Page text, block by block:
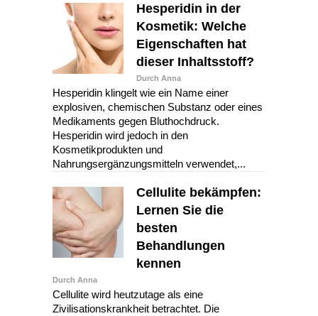
Hesperidin in der
Kosmetik: Welche
Eigenschaften hat
dieser Inhaltsstoff?
Durch Anna
Hesperidin klingelt wie ein Name einer
explosiven, chemischen Substanz oder eines
Medikaments gegen Bluthochdruck.
Hesperidin wird jedoch in den
Kosmetikprodukten und
Nahrungsergänzungsmitteln verwendet,...
Cellulite bekämpfen:
Lernen Sie die
besten
Behandlungen
kennen
Durch Anna
Cellulite wird heutzutage als eine
Zivilisationskrankheit betrachtet. Die